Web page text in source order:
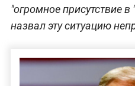
"огромное присутствие
назвал эту ситуацию